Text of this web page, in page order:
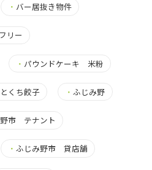
・ バー居抜き物件
リー
・ パウンドケーキ 米粉
くち餃子 ・ふじみ野
市 テナント
・ふじみ野市 貸店舗